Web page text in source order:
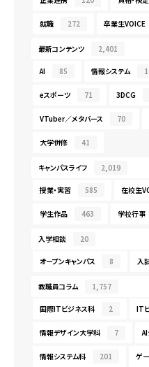
就職 272 卒業生VOICE
最新コンテンツ 2,401
AI 85 情報システム
eスポーツ 71 3DCG
VTuber／メタバース 70
大学併修 41
キャンパスライフ 2,019
授業・実習 585 在校生
学生作品 463 学校行事
入学相談 20
オープンキャンパス 8 入
教職員コラム 1,757
国際ITビジネス科 2 IT
情報デザイン大学科 7
情報システム科 201 ゲ